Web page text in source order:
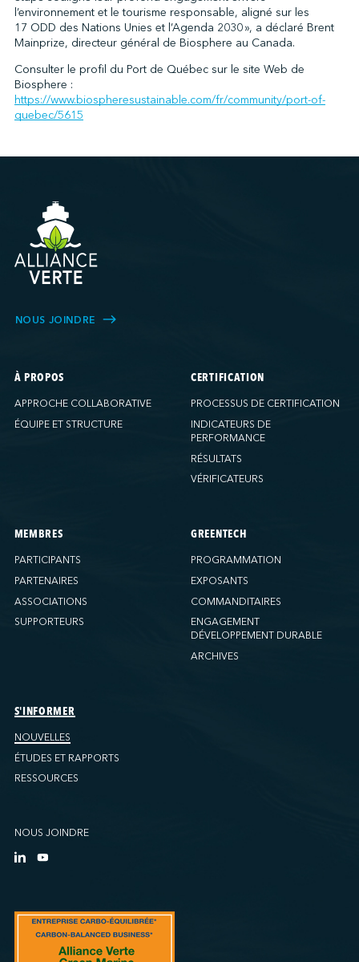
l’environnement et le tourisme responsable, aligné sur les
17 ODD des Nations Unies et l’Agenda 2030 », a déclaré Brent
Mainprize, directeur général de Biosphere au Canada.
Consulter le profil du Port de Québec sur le site Web de
Biosphere :
https://www.biospheresustainable.com/fr/community/port-of-
quebec/5615
NOUS JOINDRE
À PROPOS
APPROCHE COLLABORATIVE
ÉQUIPE ET STRUCTURE
CERTIFICATION
PROCESSUS DE CERTIFICATION
INDICATEURS DE
PERFORMANCE
RÉSULTATS
VÉRIFICATEURS
MEMBRES
PARTICIPANTS
PARTENAIRES
ASSOCIATIONS
SUPPORTEURS
GREENTECH
PROGRAMMATION
EXPOSANTS
COMMANDITAIRES
ENGAGEMENT
DÉVELOPPEMENT DURABLE
ARCHIVES
S'INFORMER
NOUVELLES
ÉTUDES ET RAPPORTS
RESSOURCES
NOUS JOINDRE